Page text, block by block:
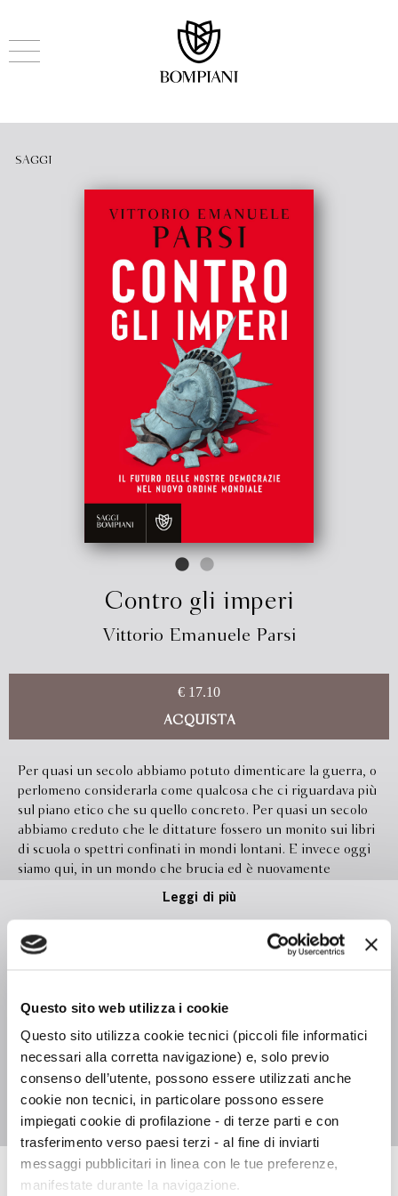
Questo sito web utilizza i cookie
Questo sito utilizza cookie tecnici (piccoli file informatici
necessari alla corretta navigazione) e, solo previo
consenso dell’utente, possono essere utilizzati anche
cookie non tecnici, in particolare possono essere
impiegati cookie di profilazione - di terze parti e con
trasferimento verso paesi terzi - al fine di inviarti
messaggi pubblicitari in linea con le tue preferenze,
manifestate durante la navigazione.
SAGGI
Contro gli imperi
Vittorio Emanuele Parsi
€ 17.10
ACQUISTA
Per quasi un secolo abbiamo potuto dimenticare la guerra, o
perlomeno considerarla come qualcosa che ci riguardava più
sul piano etico che su quello concreto. Per quasi un secolo
abbiamo creduto che le dittature fossero un monito sui libri
di scuola o spettri confinati in mondi lontani. E invece oggi
siamo qui, in un mondo che brucia ed è nuovamente
dominato da logiche imperiali. Che Russia e Cina si
che hanno sconvolto dall’interno l’ordine liberale
anche perché c’erano loro a garantirla, ma ora il primo
atto “non è una transizione, è una rottura”. Attingendo alla
potente metafora del “modello di Schweller” queste pagine
ci raccontano come la superpotenza americana abbia
abbandonato il ruolo del leone che veglia sulla foresta per
tornare a vestire quello di lupo affamato in un mondo
popolato di altri lupi e di sciacalli pronti a seguirli. In questo
scenario, qual è il ruolo degli agnelli che ancora credono
nella democrazia? Vittorio Emanuele Parsi ce lo spiega con
Leggi di più
Legatura Brossura con sovraccoperta
Pagine 208
In libreria da Aprile 2026
Isbn 9788830108196